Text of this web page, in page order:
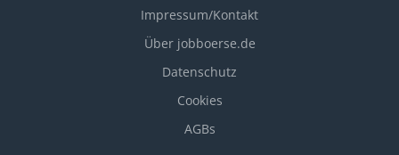
Impressum/Kontakt
Über jobboerse.de
Datenschutz
Cookies
AGBs